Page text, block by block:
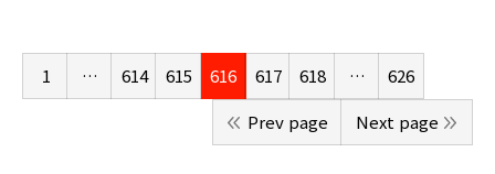
1 … 614 615 616 617 618 …
626
Prev page
Next page